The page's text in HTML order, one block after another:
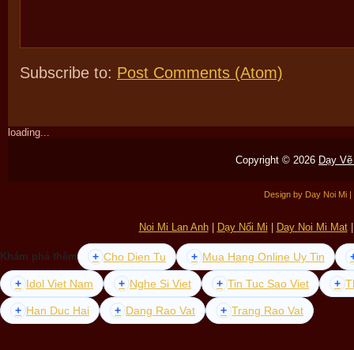
Subscribe to: Post Comments (Atom)
loading...
Copyright © 2026 Dạy
Design by Day Noi Mi |
Noi Mi Lan Anh| Dạy Nối Mi Day Noi Mi Mat
Khám phá thêm + Cho Dien Tu + Mua Hang Online Uy Tin
+ Idol Viet Nam + Nghe Si Viet + Tin Tuc Sao Viet +
+ Han Duc Hai + Dang Rao Vat + Trang Rao Vat